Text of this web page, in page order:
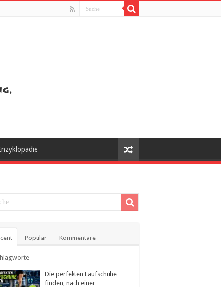
Popular Kommentare
Die perfekten Laufschuhe
finden, nach einer